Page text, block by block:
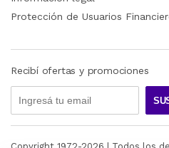
Protección de Usuarios
Recibí ofertas y promociones